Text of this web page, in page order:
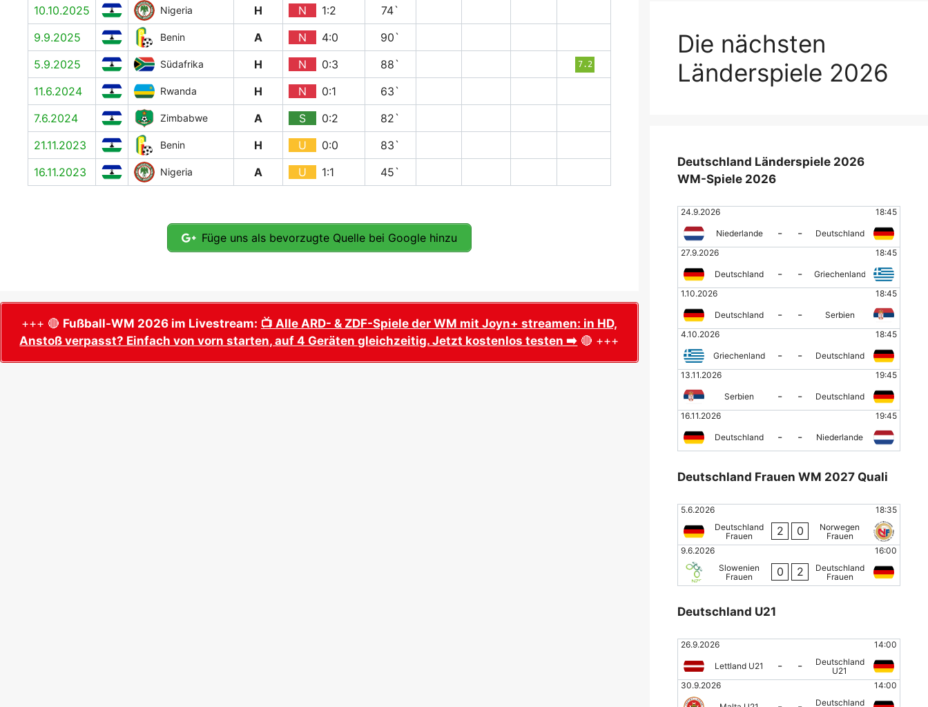
10.10.2025
Nigeria H N 1:2
74`
9.9.2025
Benin A N 4:0
90`
5.9.2025
Südafrika H N 0:3 88` 7.2
11.6.2024 Rwanda H N 0:1
63`
7.6.2024
Zimbabwe A S 0:2
82`
21.11.2023
Benin H U 0:0
83`
16.11.2023
Nigeria A U 1:1 45`
Füge uns als bevorzugte Quelle bei Google hinzu
+++ 🔴 Fußball-WM 2026 im Livestream: 📺 Alle ARD- & ZDF-Spiele der WM mit Joyn+ streamen: in HD,
Anstoß verpasst? Einfach von vorn starten, auf 4 Geräten gleichzeitig. Jetzt kostenlos testen ➡️ 🔴 +++
Die nächsten
Länderspiele 2026
Deutschland Länderspiele 2026
WM-Spiele 2026
24.9.2026 18:45
Niederlande - -
Deutschland
27.9.2026
18:45
Deutschland - -
Griechenland
1.10.2026
18:45
Deutschland - -
Serbien
4.10.2026
18:45
Griechenland - -
Deutschland
13.11.2026
19:45
Serbien - -
Deutschland
16.11.2026
19:45
Deutschland - - Niederlande
Deutschland Frauen WM 2027 Quali
5.6.2026
18:35
Deutschland
Frauen
2 0
Norwegen
Frauen
9.6.2026
16:00
Slowenien
Frauen
0 2
Deutschland
Frauen
Deutschland U21
26.9.2026 14:00
Lettland U21 - -
Deutschland
U21
30.9.2026
14:00
Deutschland